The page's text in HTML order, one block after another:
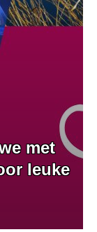
met
leuke